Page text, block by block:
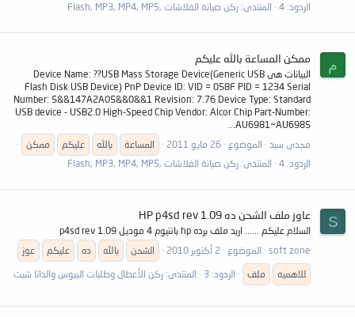
الردود: 4
المنتدى: ركن صيانة الفلاشات ,Flash, MP3, MP4, MP5
م ممكن المساعة بالله عليكم
البيانات هى Device Name: ??USB Mass Storage Device(Generic USB
Flash Disk USB Device) PnP Device ID: VID = 058F PID = 1234 Serial
Number: 5&&147A2A05&&0&&1 Revision: 7.76 Device Type: Standard
USB device - USB2.0 High-Speed Chip Vendor: Alcor Chip Part-Number:
AU6981~AU6985...
مجدى سيد
الموضوع 26 مايو 2011 المساعة بالله عليكم
ممكن
الردود: 4
المنتدى: ركن صيانة الفلاشات ,Flash, MP3, MP4, MP5
S عاوز ملف الشحن ده HP p4sd rev 1.09
السلام عليكم ...... اريد ملف برده hp بانتيوم 4 موديل p4sd rev 1.09
soft zone
الموضوع 2 أكتوبر 2010 الشحن بالله ده عليكم
عوز
للاهميه
ملف الردود: 3 المنتدى: ركن الأعطال وطلبات البيوس والداتا شيت